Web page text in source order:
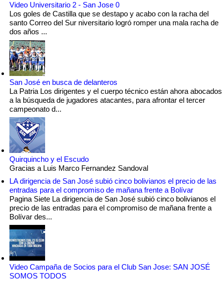
Video Universitario 2 - San Jose 0
Los goles de Castilla que se destapo y acabo con la racha del
santo Correo del Sur niversitario logró romper una mala racha de
dos años ...
San José en busca de delanteros
La Patria Los dirigentes y el cuerpo técnico están ahora abocados
a la búsqueda de jugadores atacantes, para afrontar el tercer
campeonato d...
Quirquincho y el Escudo
Gracias a Luis Marco Fernandez Sandoval
LA dirigencia de San José subió cinco bolivianos el precio de las
entradas para el compromiso de mañana frente a Bolívar
Pagina Siete La dirigencia de San José subió cinco bolivianos el
precio de las entradas para el compromiso de mañana frente a
Bolívar des...
Video Campaña de Socios para el Club San Jose: SAN JOSÉ
SOMOS TODOS